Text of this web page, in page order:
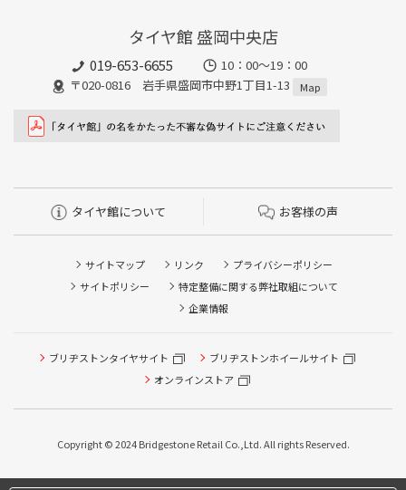
タイヤ館 盛岡中央店
019-653-6655
10：00～19：00
〒020-0816 岩手県盛岡市中野1丁目1-13
Map
タイヤ館について お客様の声
サイトマップ リンク
プライバシーポリシー
サイトポリシー
特定整備に関する弊社取組について
企業情報
ブリヂストンタイヤサイト
ブリヂストンホイールサイト
オンラインストア
Copyright © 2024 Bridgestone Retail Co.,Ltd. All rights Reserved.
ピット作業の予約